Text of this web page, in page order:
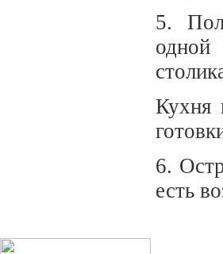
5.
одной
Кухня
6.
есть